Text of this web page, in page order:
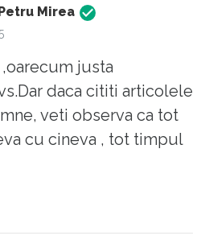
Petru Mirea
justa
daca cititi articolele
veti observa ca tot
cu cineva , tot timpul
, tot timpul este
normal ; spre deosebire